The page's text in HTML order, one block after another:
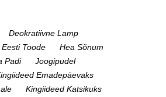
Deokratiivne Lamp
Eesti Toode
Hea Sõnum
Padi
Joogipudel
Emadepäevaks
Kingiideed Katsikuks